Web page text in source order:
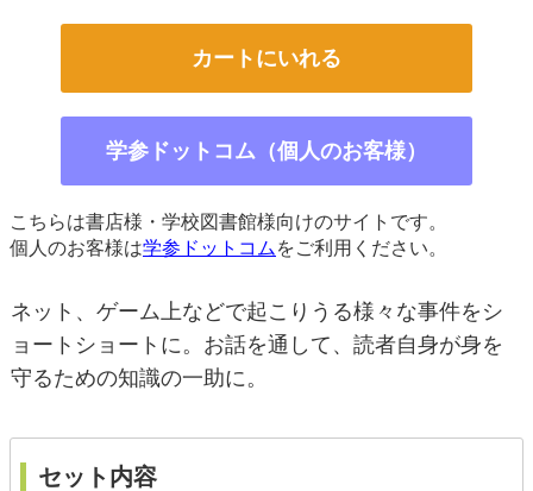
カートにいれる
学参ドットコム（個人のお客様）
こちらは書店様・学校図書館様向けのサイトです。
個人のお客様は学参ドットコム をご利用ください。
ネット、ゲーム上などで起こりうる様々な事件をシ
ョートショートに。お話を通して、読者自身が身を
守るための知識の一助に。
セット内容